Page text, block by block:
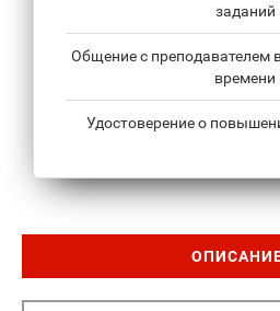
заданий
Общение с преподавателем
времени
Удостоверение о